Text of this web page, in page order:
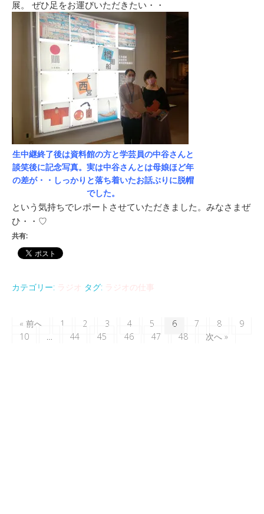
展。 ぜひ足をお運びいただきたい・・
生中継終了後は資料館の方と学芸員の中谷さんと
談笑後に記念写真。実は中谷さんとは母娘ほど年
の差が・・しっかりと落ち着いたお話ぶりに脱帽
でした。
という気持ちでレポートさせていただきました。みなさまぜ
ひ・・♡
共有:
カテゴリー: ラジオ タグ: ラジオの仕事
« 前へ 1 2 3 4 5 6 7 8
9
10
44 45 46 47 48 次へ »